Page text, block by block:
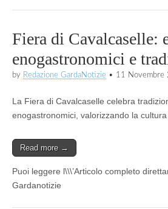
Fiera di Cavalcaselle:
enogastronomici e
by Redazione GardaNotizie • 11 Novembre
La Fiera di Cavalcaselle celebra
enogastronomici, valorizzando la
Read more →
Puoi leggere l\\\’Articolo completo
Gardanotizie